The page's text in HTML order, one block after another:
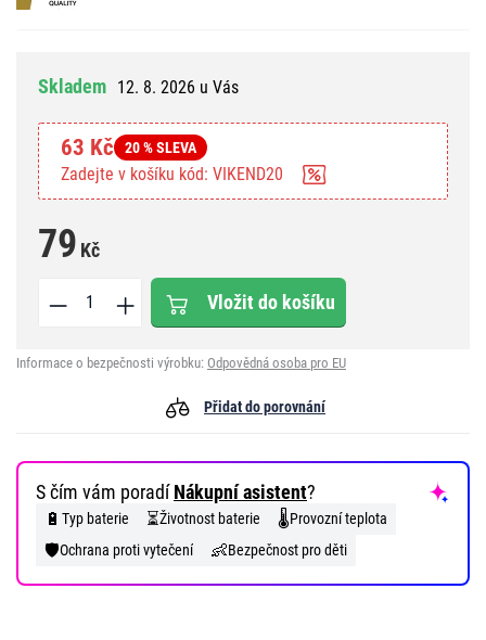
Skladem 12. 8. 2026 u Vás
63 Kč 20 % SLEVA
Zadejte v košíku kód: VIKEND20
79 Kč
Vložit do košíku
Informace o bezpečnosti výrobku: Odpovědná osoba pro EU
Přidat do porovnání
S čím vám poradíNákupní asistent?
🔋 Typ baterie ⏳Životnost baterie 🌡️Provozní teplota
🛡️Ochrana proti vytečení 👶Bezpečnost pro děti